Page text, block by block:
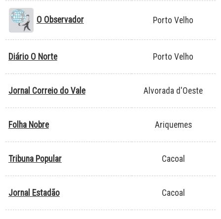
O Observador Porto Velho
Diário O Norte Porto Velho
Jornal Correio do Vale Alvorada d'Oeste
Folha Nobre Ariquemes
Tribuna Popular Cacoal
Jornal Estadão Cacoal